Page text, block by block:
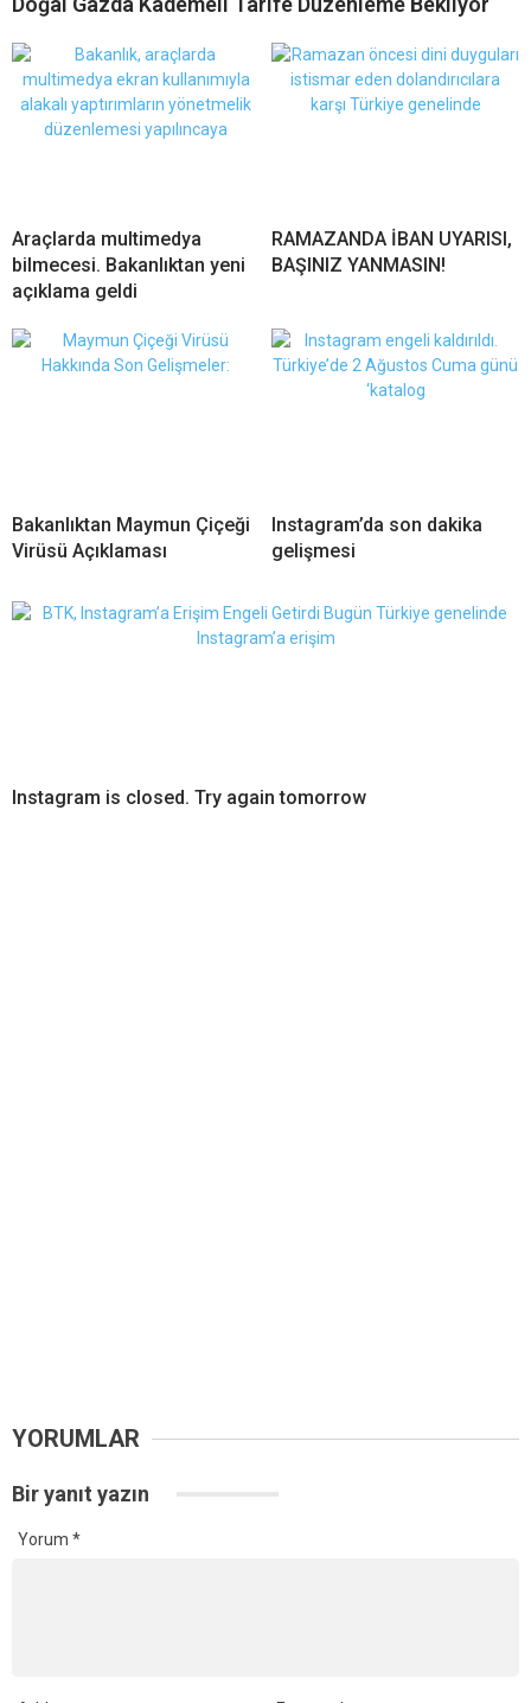
Araçlarda multimedya
bilmecesi. Bakanlıktan yeni
açıklama geldi
RAMAZANDA İBAN UYARISI,
BAŞINIZ YANMASIN!
Bakanlıktan Maymun Çiçeği
Virüsü Açıklaması
Instagram’da son dakika
gelişmesi
Instagram is closed. Try again tomorrow
YORUMLAR
Bir yanıt yazın
Yorum *